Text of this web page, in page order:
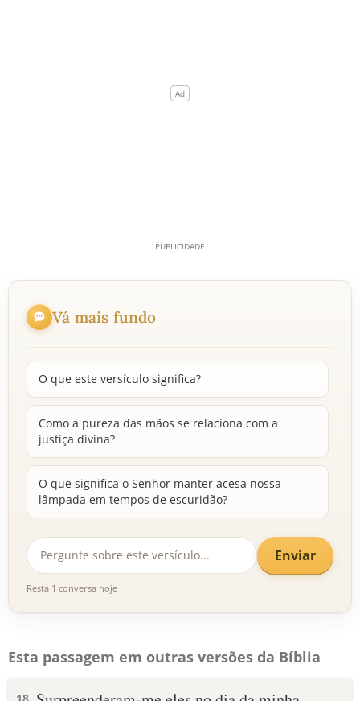
Vá mais fundo
O que este versículo significa?
Como a pureza das mãos se relaciona com a
justiça divina?
O que significa o Senhor manter acesa nossa
lâmpada em tempos de escuridão?
Enviar
Resta 1 conversa hoje
Esta passagem em outras versões da Bíblia